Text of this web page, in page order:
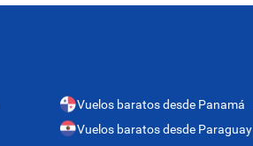
Vuelos baratos desde Panamá
Vuelos baratos desde Paraguay